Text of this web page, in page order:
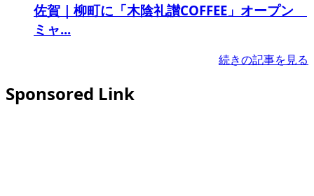
佐賀｜柳町に「木陰礼讃COFFEE」オープン
ミャ...
続きの記事を見る
Sponsored Link